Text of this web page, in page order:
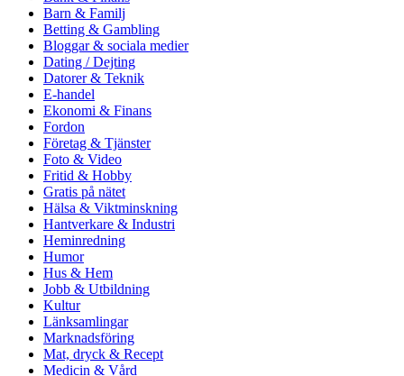
Barn & Familj
Betting & Gambling
Bloggar & sociala medier
Dating / Dejting
Datorer & Teknik
E-handel
Ekonomi & Finans
Fordon
Företag & Tjänster
Foto & Video
Fritid & Hobby
Gratis på nätet
Hälsa & Viktminskning
Hantverkare & Industri
Heminredning
Humor
Hus & Hem
Jobb & Utbildning
Kultur
Länksamlingar
Marknadsföring
Mat, dryck & Recept
Medicin & Vård